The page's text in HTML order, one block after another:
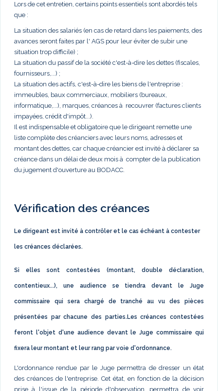
Lors de cet entretien, certains points essentiels sont abordés tels
que :
La situation des salariés (en cas de retard dans les paiements, des
avances seront faites par l' AGS pour leur éviter de subir une
situation trop difficile) ;
La situation du passif de la société c'est-à-dire les dettes (fiscales,
fournisseurs,...) ;
La situation des actifs, c'est-à-dire les biens de l'entreprise :
immeubles, baux commerciaux, mobiliers (bureaux,
informatique,...), marques, créances à recouvrer (factures clients
impayées, crédit d'impôt...).
Il est indispensable et obligatoire que le dirigeant remette une
liste complète des créanciers avec leurs noms, adresses et
montant des dettes, car chaque créancier est invité à déclarer sa
créance dans un délai de deux mois à compter de la publication
du jugement d'ouverture au BODACC.
Vérification des créances
Le dirigeant est invité à contrôler et le cas échéant à contester
les créances déclarées.
Si elles sont contestées (montant, double déclaration,
contentieux...), une audience se tiendra devant le Juge
commissaire qui sera chargé de tranché au vu des pièces
présentées par chacune des parties.Les créances contestées
feront l'objet d'une audience devant le Juge commissaire qui
fixera leur montant et leur rang par voie d'ordonnance.
L'ordonnance rendue par le Juge permettra de dresser un état
des créances de l'entreprise. Cet état, en fonction de la décision
prise à l'issue de la période d'observation, permettra de voir